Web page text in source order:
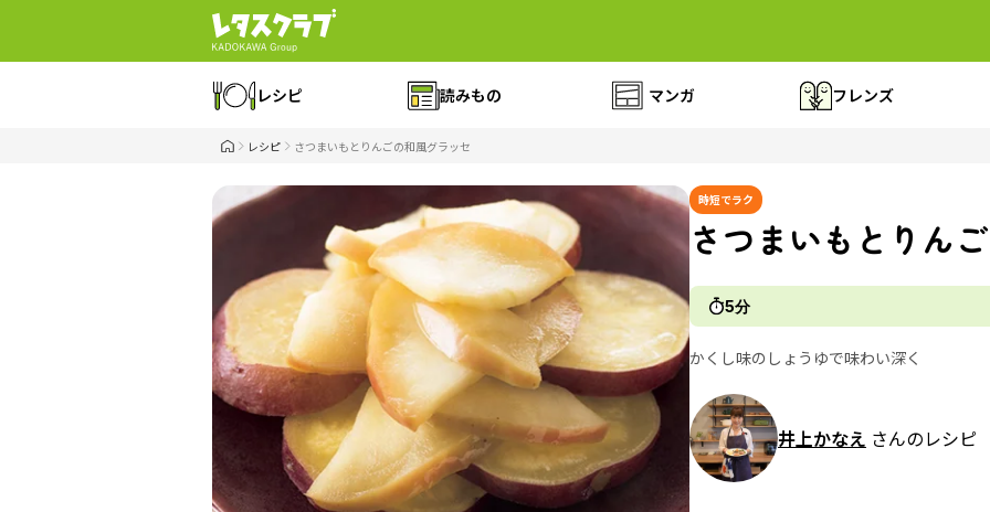
レシピ 読みもの マンガ フレンズ
レシピ さつまいもとりんごの和風グラッセ
時短でラク
さつまいもとりん
5分
かくし味のしょうゆで味わい深く
井上かなえ さんのレシピ